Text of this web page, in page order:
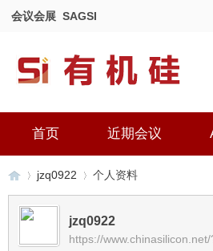
会议会展 SAGSI
首页 近期会议
有›
jzq0922
›
个人资料
jzq0922
https://www.chinasilicon.net/